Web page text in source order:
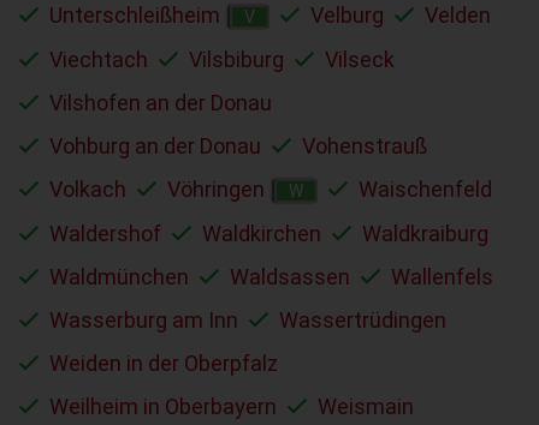
Unterschleißheim
V Velburg
Velden
Viechtach
Vilsbiburg
Vilseck
Vilshofen an der Donau
Vohburg an der Donau
Vohenstrauß
Volkach
Vöhringen W
Waischenfeld
Waldershof
Waldkirchen
Waldkraiburg
Waldmünchen
Waldsassen
Wallenfels
Wasserburg am Inn
Wassertrüdingen
Weiden in der Oberpfalz
Weilheim in Oberbayern
Weismain